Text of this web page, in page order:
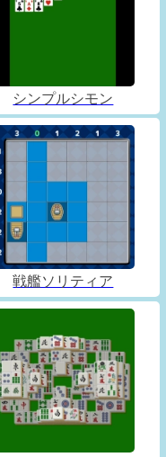
シンプルシモン
戦艦ソリティア